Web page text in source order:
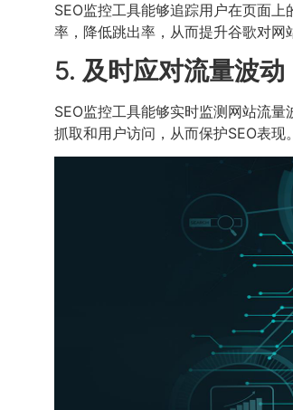
SEO监控工具能够追踪用户在页面
率，降低跳出率，从而提升谷歌对网
5. 及时应对流量波
SEO监控工具能够实时监测网站流
抓取和用户访问，从而保护SEO表现。